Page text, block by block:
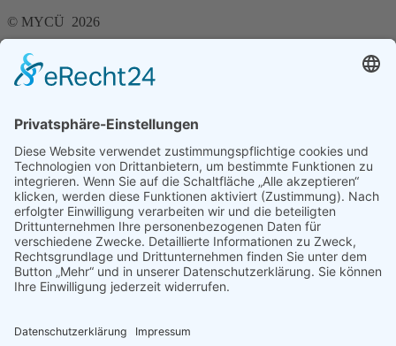
© MYCÜ 2026
KONTAKT
IMPRESSUM
Navigation überspringen
Club
Wir über uns
Vorstand
Historisches
News
Termine
Wallhausen
Mitgliedschaft
Segelabteilung